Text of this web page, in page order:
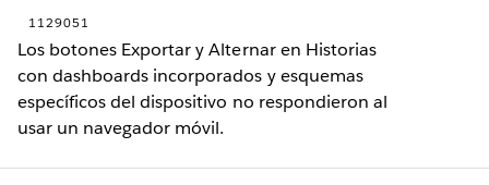
1129051
Los botones Exportar y Alternar en Historias
con dashboards incorporados y esquemas
específicos del dispositivo no respondieron al
usar un navegador móvil.